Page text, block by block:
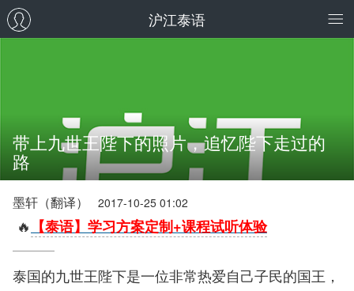
沪江泰语
带上九世王陛下的照片，追忆陛下走过的
路
墨轩（翻译） 2017-10-25 01:02
🔥 【泰语】学习方案定制+课程试听体验
泰国的九世王陛下是一位非常热爱自己子民的国王，